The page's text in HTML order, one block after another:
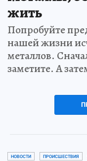
жить
Попробуйте
нашей жизни
металлов.
заметите. А
НОВОСТИ ПРОИСШЕСТВИЯ